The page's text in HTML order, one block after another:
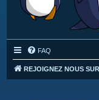
FAQ
REJOIGNEZ NOUS